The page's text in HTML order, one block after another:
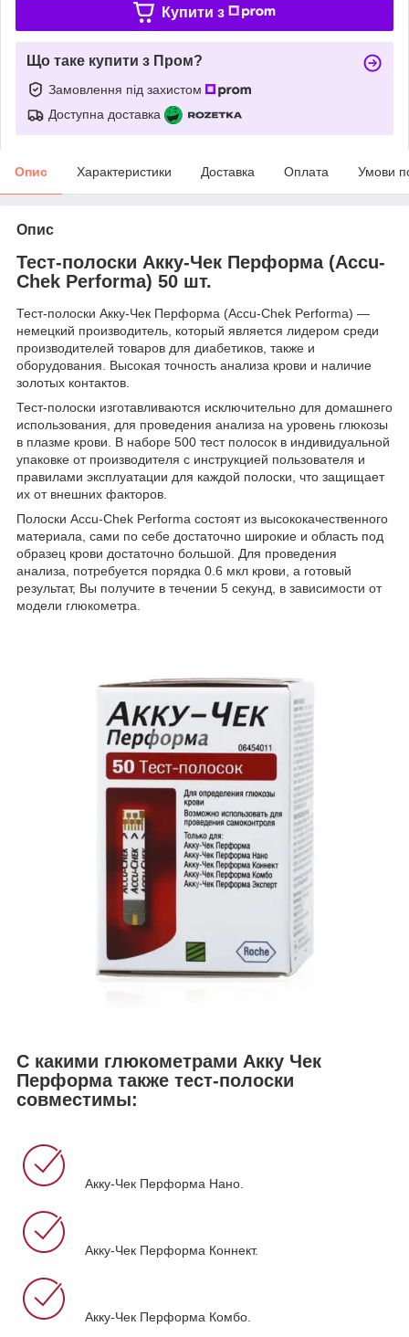
Купити з
Що таке купити з Пром?
Замовлення під захистом
Доступна доставка
Опис Характеристики Доставка Оплата Умови
Опис
Тест-полоски Акку-Чек Перформа (Accu-
Chek Performa) 50 шт.
Тест-полоски Акку-Чек Перформа (Accu-Chek Performa) —
немецкий производитель, который является лидером среди
производителей товаров для диабетиков, также и
оборудования. Высокая точность анализа крови и наличие
золотых контактов.
Тест-полоски изготавливаются исключительно для домашнего
использования, для проведения анализа на уровень глюкозы
в плазме крови. В наборе 500 тест полосок в индивидуальной
упаковке от производителя с инструкцией пользователя и
правилами эксплуатации для каждой полоски, что защищает
их от внешних факторов.
Полоски Accu-Chek Performa состоят из высококачественного
материала, сами по себе достаточно широкие и область под
образец крови достаточно большой. Для проведения
анализа, потребуется порядка 0.6 мкл крови, а готовый
результат, Вы получите в течении 5 секунд, в зависимости от
модели глюкометра.
С какими глюкометрами Акку Чек
Перформа также тест-полоски
совместимы:
Акку-Чек Перформа Нано.
Акку-Чек Перформа Коннект.
Акку-Чек Перформа Комбо.